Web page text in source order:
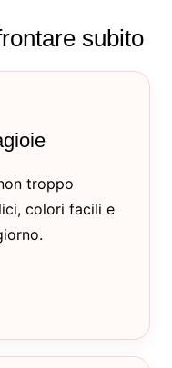
subito
troppo
colori facili e